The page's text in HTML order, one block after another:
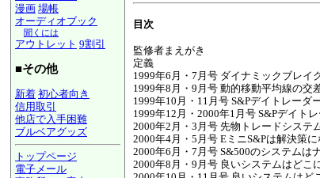
漫画 場帳
オーディオブック
聞くには
アウトレット 9割引
■その他
新着 初心者向き
信用取引
他店で入手困難
ブルベアグッズ
トップページ
電子メール
目次
監修者まえがき
定義
1999年6月・7月号 ダイナミックブレイ
1999年8月・9月号 動的移動平均線の
1999年10月・11月号 S&Pデイトレーダ
1999年12月・2000年1月号 S&Pデイト
2000年2月・3月号 先物トレードシステ
2000年4月・5月号 EミニS&Pは解決策
2000年6月・7月号 S&500のシステムは
2000年8月・9月号 良いシステムはど